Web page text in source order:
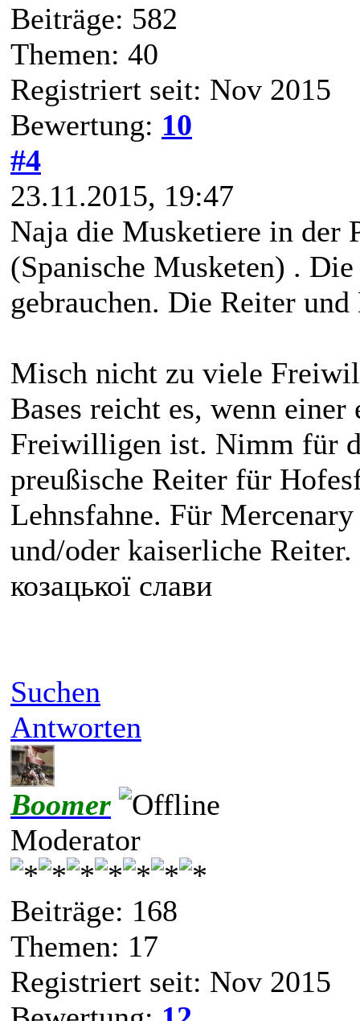
Beiträge: 582
Themen: 40
Registriert seit: Nov 2015
Bewertung: 10
#4
23.11.2015, 19:47
Naja die Musketiere in der
(Spanische Musketen) .
gebrauchen. Die Reiter
Misch nicht zu viele
Bases reicht es, wenn
Freiwilligen ist. Nimm für
preußische Reiter für
Lehnsfahne. Für
und/oder kaiserliche Reiter.
козацької слави
Suchen
Antworten
Boomer
Moderator
Beiträge: 168
Themen: 17
Registriert seit: Nov 2015